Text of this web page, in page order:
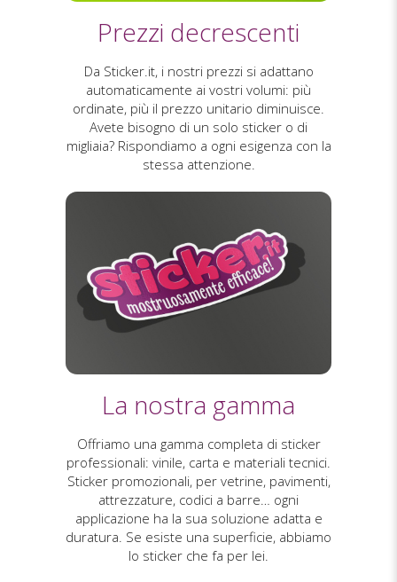
Prezzi decrescenti
Da Sticker.it, i nostri prezzi si adattano
automaticamente ai vostri volumi: più
ordinate, più il prezzo unitario diminuisce.
Avete bisogno di un solo sticker o di
migliaia? Rispondiamo a ogni esigenza con la
stessa attenzione.
La nostra gamma
Offriamo una gamma completa di sticker
professionali: vinile, carta e materiali tecnici.
Sticker promozionali, per vetrine, pavimenti,
attrezzature, codici a barre… ogni
applicazione ha la sua soluzione adatta e
duratura. Se esiste una superficie, abbiamo
lo sticker che fa per lei.